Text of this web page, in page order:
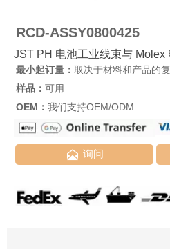
RCD-ASSY0800425
JST PH 电池工业线束与 Molex
最小起订量： 取决于材料和产品的
样品： 可用
OEM： 我们支持OEM/ODM
 询问